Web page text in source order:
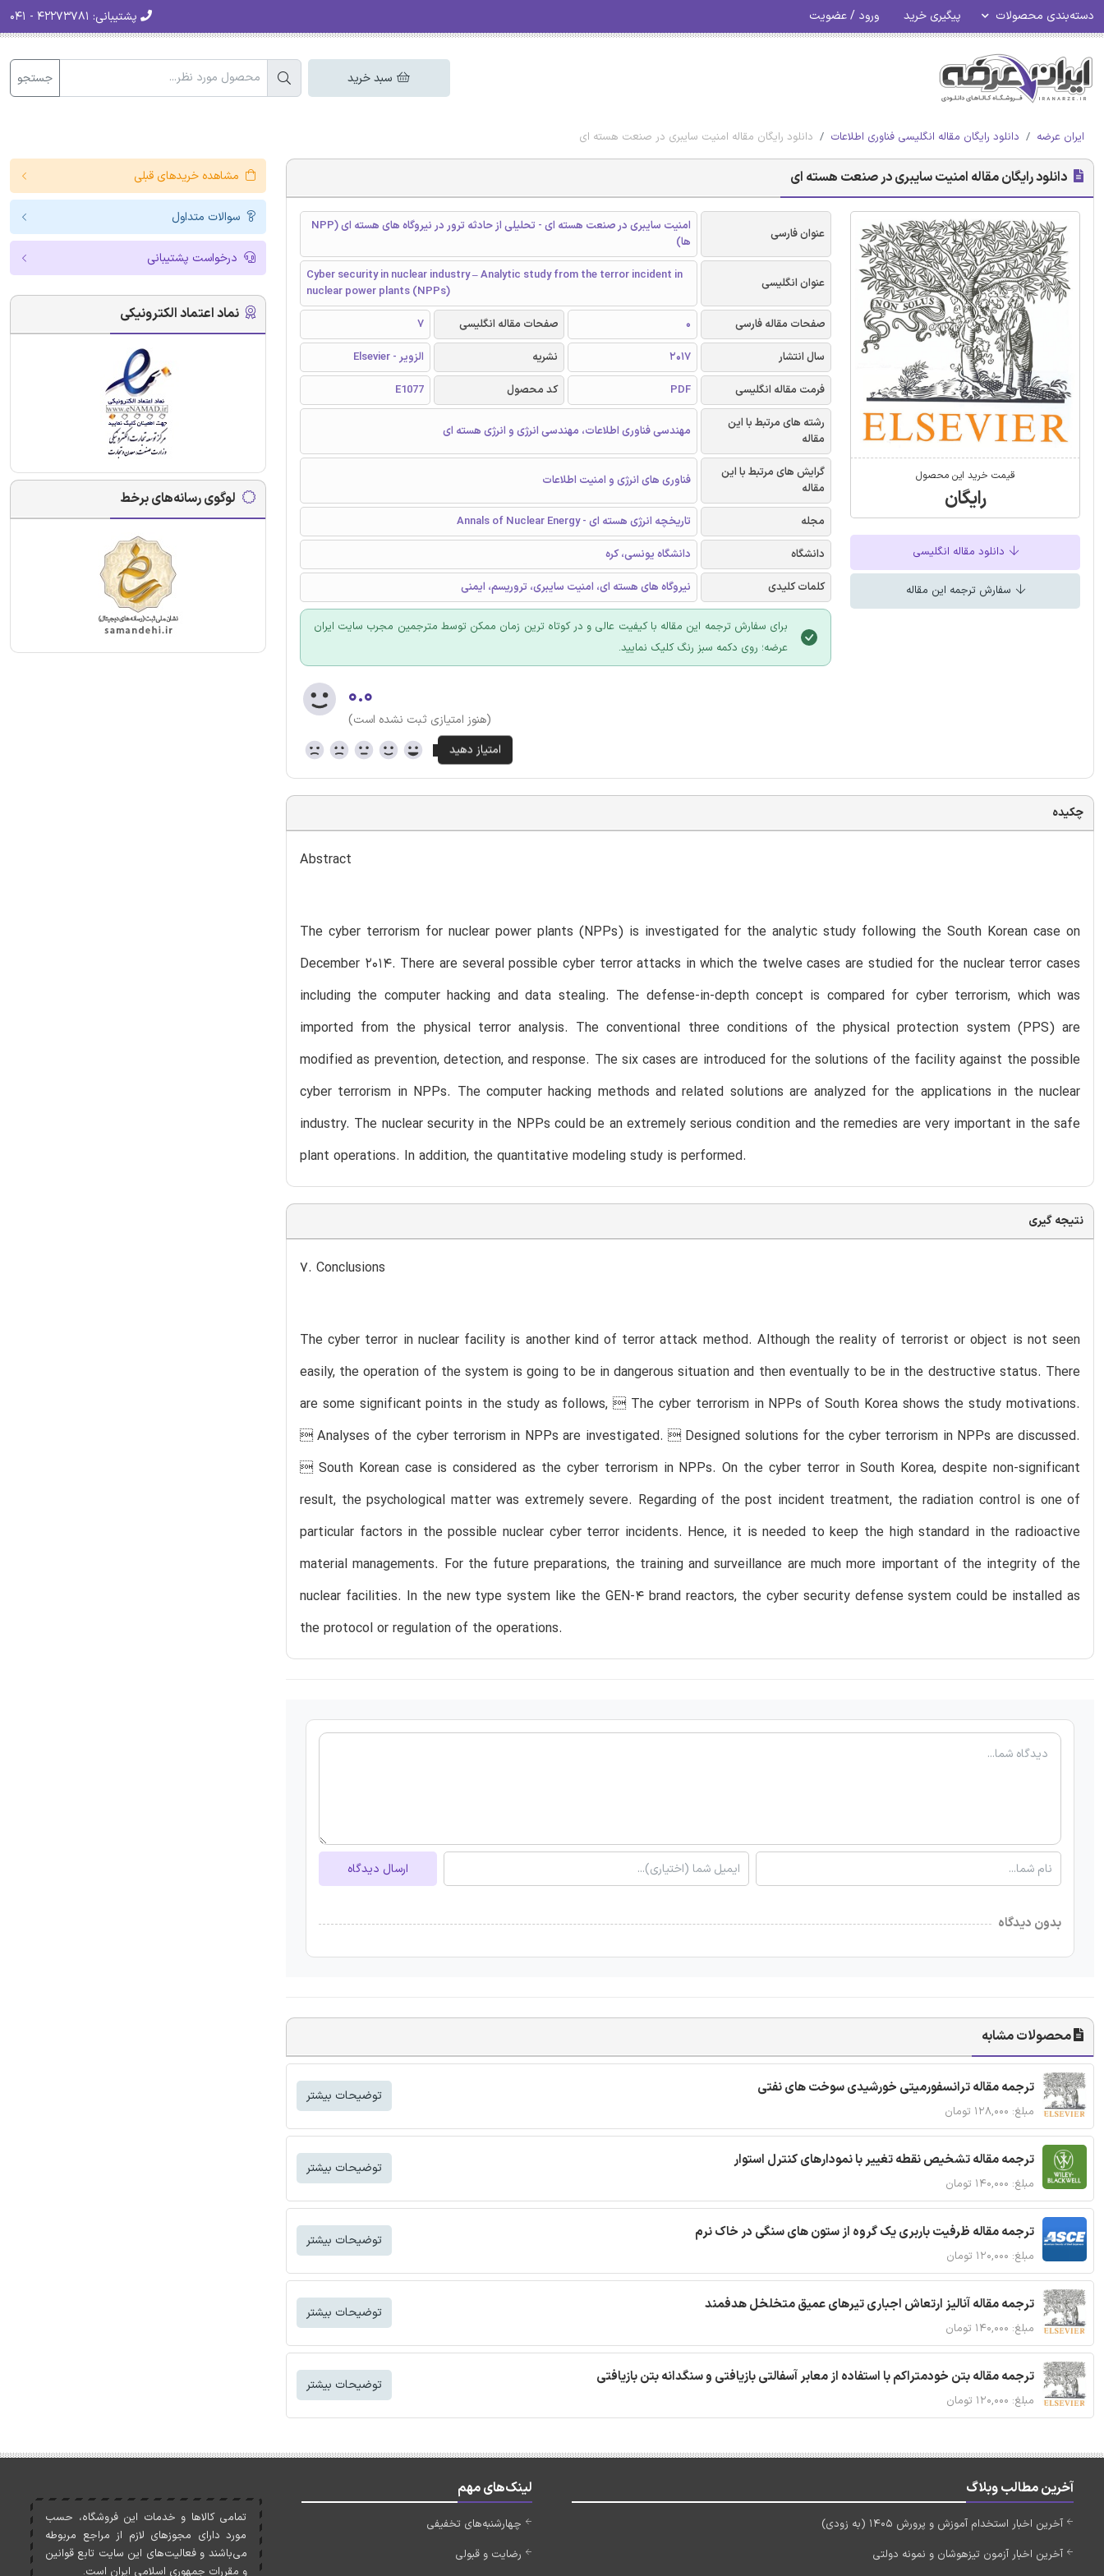
دسته‌بندی محصولات پیگیری خرید ورود / عضویت پشتیبانی:
سبد خرید جستجو
ایران عرضه دانلود رایگان مقاله انگلیسی فناوری اطلاعات دانلود رایگان مقاله امنیت سایبری در صنعت هسته ای
دانلود رایگان مقاله امنیت سایبری در صنعت هسته ای
قیمت خرید این محصول
رایگان
دانلود مقاله انگلیسی
سفارش ترجمه این مقاله
عنوان فارسی
امنیت سایبری در صنعت هسته ای - تحلیلی از حادثه ترور در نیروگاه های هسته ای (NPP
ها)
عنوان انگلیسی
Cyber security in nuclear industry – Analytic study from the terror incident in
nuclear power plants (NPPs)
صفحات مقاله فارسی
0 صفحات مقاله انگلیسی
7
سال انتشار
2017 نشریه
الزویر - Elsevier
فرمت مقاله انگلیسی
PDF کد محصول
E1077
رشته های مرتبط با این
مقاله
مهندسی فناوری اطلاعات، مهندسی انرژی و انرژی هسته ای
گرایش های مرتبط با این
مقاله
فناوری های انرژی و امنیت اطلاعات
مجله
تاریخچه انرژی هسته ای - Annals of Nuclear Energy
دانشگاه
دانشگاه یونسی، کره
کلمات کلیدی
نیروگاه های هسته ای، امنیت سایبری، تروریسم، ایمنی
برای سفارش ترجمه این مقاله با کیفیت عالی و در کوتاه ترین زمان ممکن توسط مترجمین مجرب سایت ایران
عرضه؛ روی دکمه سبز رنگ کلیک نمایید.
۰.۰
(هنوز امتیازی ثبت نشده است)
چکیده
Abstract
The cyber terrorism for nuclear power plants (NPPs) is investigated for the analytic study following the South Korean case on
December 2014. There are several possible cyber terror attacks in which the twelve cases are studied for the nuclear terror cases
including the computer hacking and data stealing. The defense-in-depth concept is compared for cyber terrorism, which was
imported from the physical terror analysis. The conventional three conditions of the physical protection system (PPS) are
modified as prevention, detection, and response. The six cases are introduced for the solutions of the facility against the possible
cyber terrorism in NPPs. The computer hacking methods and related solutions are analyzed for the applications in the nuclear
industry. The nuclear security in the NPPs could be an extremely serious condition and the remedies are very important in the safe
plant operations. In addition, the quantitative modeling study is performed.
نتیجه گیری
7. Conclusions
The cyber terror in nuclear facility is another kind of terror attack method. Although the reality of terrorist or object is not seen
easily, the operation of the system is going to be in dangerous situation and then eventually to be in the destructive status. There
are some significant points in the study as follows,  The cyber terrorism in NPPs of South Korea shows the study motivations.
 Analyses of the cyber terrorism in NPPs are investigated.  Designed solutions for the cyber terrorism in NPPs are discussed.
 South Korean case is considered as the cyber terrorism in NPPs. On the cyber terror in South Korea, despite non-significant
result, the psychological matter was extremely severe. Regarding of the post incident treatment, the radiation control is one of
particular factors in the possible nuclear cyber terror incidents. Hence, it is needed to keep the high standard in the radioactive
material managements. For the future preparations, the training and surveillance are much more important of the integrity of the
nuclear facilities. In the new type system like the GEN-4 brand reactors, the cyber security defense system could be installed as
the protocol or regulation of the operations.
ارسال دیدگاه
بدون دیدگاه
محصولات مشابه
ترجمه مقاله ترانسفورمیتی خورشیدی سوخت های نفتی
مبلغ: ۱۲۸,۰۰۰ تومان
توضیحات بیشتر
ترجمه مقاله تشخیص نقطه تغییر با نمودارهای کنترل استوار
مبلغ: ۱۴۰,۰۰۰ تومان
توضیحات بیشتر
ترجمه مقاله ظرفیت باربری یک گروه از ستون های سنگی در خاک نرم
مبلغ: ۱۲۰,۰۰۰ تومان
توضیحات بیشتر
ترجمه مقاله آنالیز ارتعاش اجباری تیرهای عمیق متخلخل هدفمند
مبلغ: ۱۴۰,۰۰۰ تومان
توضیحات بیشتر
ترجمه مقاله بتن خودمتراکم با استفاده از معابر آسفالتی بازیافتی و سنگدانه بتن بازیافتی
مبلغ: ۱۲۰,۰۰۰ تومان
توضیحات بیشتر
مشاهده خریدهای قبلی
سوالات متداول
درخواست پشتیبانی
نماد اعتماد الکترونیکی
لوگوی رسانه‌های برخط
آخرین مطالب وبلاگ
آخرین اخبار استخدام آموزش و پرورش 1405 (به زودی)
آخرین اخبار آزمون تیزهوشان و نمونه دولتی
لینک‌های مهم
چهارشنبه‌های تخفیفی
رضایت و قبولی
تمامی کالاها و خدمات اين فروشگاه، حسب
مورد دارای مجوزهای لازم از مراجع مربوطه
می‌باشند و فعاليت‌های اين سايت تابع قوانين
و مقررات جمهوری اسلامی ايران است.